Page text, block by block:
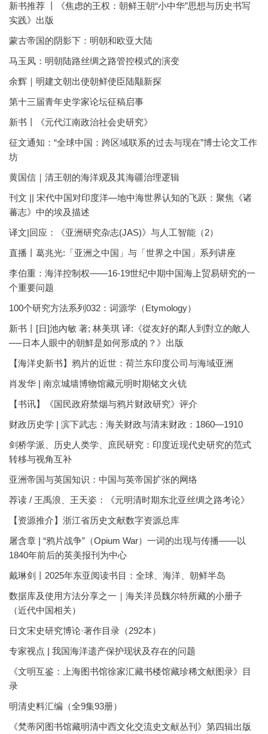
新书推荐 丨《焦虑的王权：朝鲜王朝“小中华”思想与历史书写
实践》出版
蒙古帝国的阴影下：明朝和欧亚大陆
马玉凤：明朝陆路丝绸之路管控模式的演变
余辉｜明建文朝出使朝鲜使臣陆颙新探
第十三届青年史学家论坛征稿启事
新书丨《元代江南政治社会史研究》
征文通知：“全球中国：跨区域联系的过去与现在”博士论文工作
坊
黄国信｜清王朝的海洋观及其海疆治理逻辑
刊文 || 宋代中国对印度洋—地中海世界认知的飞跃：聚焦《诸
蕃志》中的埃及描述
译文|回应：《亚洲研究杂志(JAS)》与人工智能（2）
直播丨葛兆光:「亚洲之中国」与「世界之中国」系列讲座
李伯重：海洋控制权——16-19世纪中期中国海上贸易研究的一
个重要问题
100个研究方法系列032：词源学（Etymology）
新书丨[日]池內敏 著; 林美琪 译:《從友好的鄰人到對立的敵人
──日本人眼中的朝鮮是如何形成的？》出版
【海洋史新书】鸦片的近世：荷兰东印度公司与海域亚洲
肖发华 | 南京城墙博物馆藏元明时期铭文火铳
【书讯】《国民政府禁烟与鸦片财政研究》评介
财政历史学 | 滨下武志：海关财政与清末财政：1860—1910
剑桥学派、历史人类学、庶民研究：印度近现代史研究的范式
转移与视角互补
亚洲帝国与英国知识：中国与英帝国扩张的网络
荐读 / 王禹浪、王天姿：《元明清时期东北亚丝绸之路考论》
【资源推介】浙江省历史文献数字资源总库
屠含章 | “鸦片战争”（Opium War）一词的出现与传播——以
1840年前后的英美报刊为中心
戴琳剑丨2025年东亚阅读书目：全球、海洋、朝鲜半岛
数据库及使用方法分享之一｜海关洋员魏尔特所藏的小册子
（近代中国相关）
日文宋史研究博论·著作目录（292本）
专家视点 | 我国海洋遗产保护现状及存在的问题
《文明互鉴：上海图书馆徐家汇藏书楼馆藏珍稀文献图录》目
录
明清史料汇编（全9集93册）
《梵蒂冈图书馆藏明清中西文化交流史文献丛刊》第四辑出版